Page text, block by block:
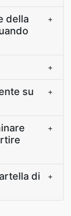
della
+
+
su
+
+
di
+